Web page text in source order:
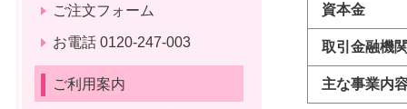
資本金
取引金融機
主な事業内
ご注文フォーム
お電話 0120-247-003
ご利用案内